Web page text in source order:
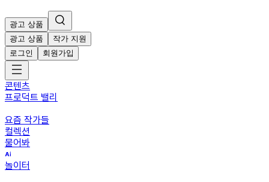
광고 상품
광고 상품
작가 지원
로그인
회원가입
콘텐츠
프로덕트 밸리
요즘 작가들
컬렉션
물어봐
놀이터